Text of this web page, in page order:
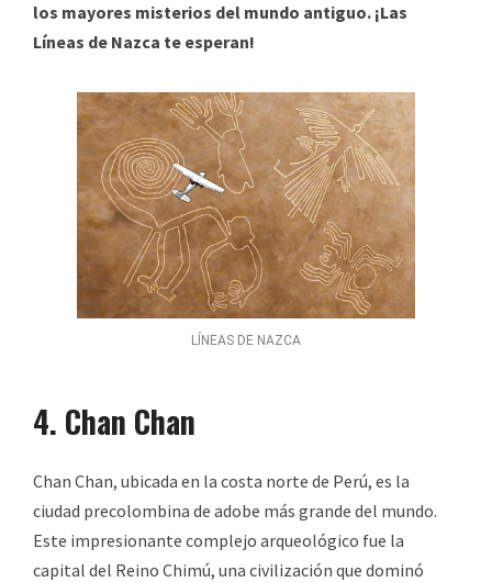
los mayores misterios del mundo antiguo. ¡Las
Líneas de Nazca te esperan!
LÍNEAS DE NAZCA
4. Chan Chan
Chan Chan, ubicada en la costa norte de Perú, es la
ciudad precolombina de adobe más grande del mundo.
Este impresionante complejo arqueológico fue la
capital del Reino Chimú, una civilización que dominó